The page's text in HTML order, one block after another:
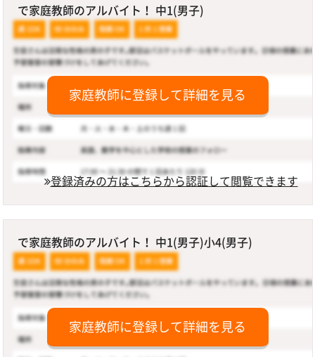
で家庭教師のアルバイト！ 中1(男子)
家庭教師に登録して詳細を見る
登録済みの方はこちらから認証して閲覧できます
で家庭教師のアルバイト！ 中1(男子)小4(男子)
家庭教師に登録して詳細を見る